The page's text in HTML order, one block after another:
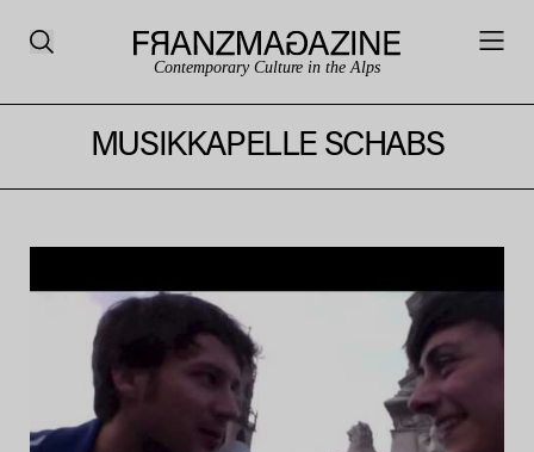
Contemporary Culture in the Alps
MUSIKKAPELLE SCHABS